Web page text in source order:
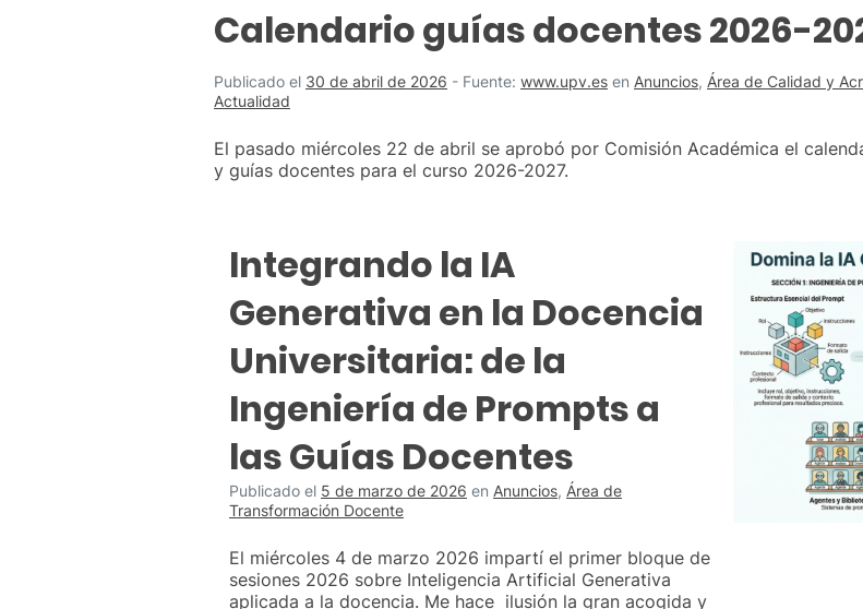
Calendario guías docentes 2026-
Publicado el 30 de abril de 2026 - Fuente: www.upv.es en Anuncios, Área de Calidad y
Actualidad
El pasado miércoles 22 de abril se aprobó por Comisión Académica el
y guías docentes para el curso 2026-2027.
Integrando la IA
Generativa en la Docencia
Universitaria: de la
Ingeniería de Prompts a
las Guías Docentes
Publicado el 5 de marzo de 2026 en Anuncios, Área de
Transformación Docente
El miércoles 4 de marzo 2026 impartí el primer bloque de
sesiones 2026 sobre Inteligencia Artificial Generativa
aplicada a la docencia. Me hace ilusión la gran acogida y